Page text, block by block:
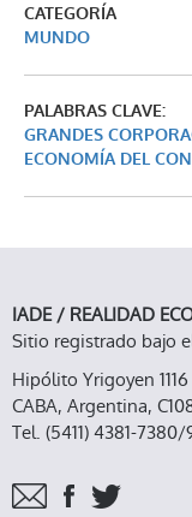
CATEGORÍA
MUNDO
PALABRAS CLAVE:
GRANDES
ECONOMÍA DEL
IADE / REALIDAD
Sitio registrado bajo
Hipólito Yrigoyen 1116
CABA, Argentina,
Tel. (5411) 4381-